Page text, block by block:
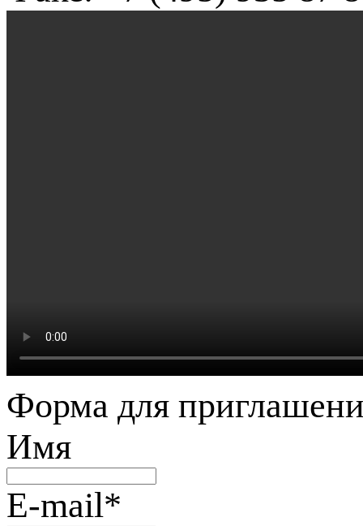
Форма для
Имя
E-mail*